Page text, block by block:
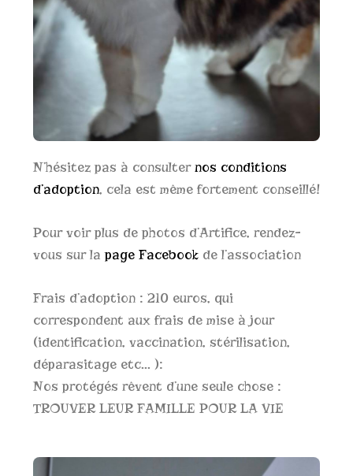
N’hésitez pas à consulternos conditions
d’adoption, cela est même fortement conseillé!
Pour voir plus de photos d’Artifice, rendez-
vous sur lapage Facebook de l’association
Frais d’adoption : 210 euros, qui
correspondent aux frais de mise à jour
(identification, vaccination, stérilisation,
déparasitage etc… ):
Nos protégés rêvent d’une seule chose :
TROUVER LEUR FAMILLE POUR LA VIE